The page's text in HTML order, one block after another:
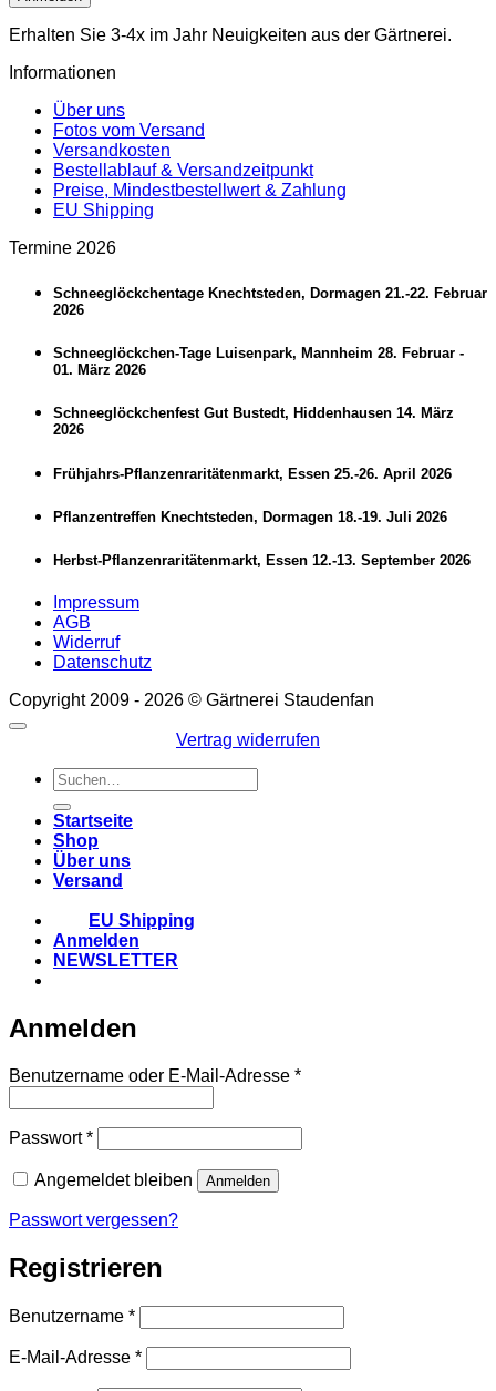
Erhalten Sie 3-4x im Jahr Neuigkeiten aus der Gärtnerei.
Informationen
Über uns
Fotos vom Versand
Versandkosten
Bestellablauf & Versandzeitpunkt
Preise, Mindestbestellwert & Zahlung
EU Shipping
Termine 2026
Schneeglöckchentage Knechtsteden, Dormagen 21.-22. Februar
2026
Schneeglöckchen-Tage Luisenpark, Mannheim 28. Februar -
01. März 2026
Schneeglöckchenfest Gut Bustedt, Hiddenhausen 14. März
2026
Frühjahrs-Pflanzenraritätenmarkt, Essen 25.-26. April 2026
Pflanzentreffen Knechtsteden, Dormagen 18.-19. Juli 2026
Herbst-Pflanzenraritätenmarkt, Essen 12.-13. September 2026
Impressum
AGB
Widerruf
Datenschutz
Copyright 2009 - 2026 © Gärtnerei Staudenfan
Vertrag widerrufen
Suchen
nach:
Startseite
Shop
Über uns
Versand
EU Shipping
Anmelden
NEWSLETTER
Anmelden
Benutzername oder E-Mail-Adresse *Erforderlich
Passwort*Erforderlich
Angemeldet bleiben Anmelden
Passwort vergessen?
Registrieren
Benutzername *Erforderlich
E-Mail-Adresse *Erforderlich